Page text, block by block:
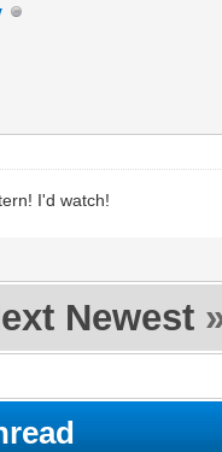
I'd watch!
Newest